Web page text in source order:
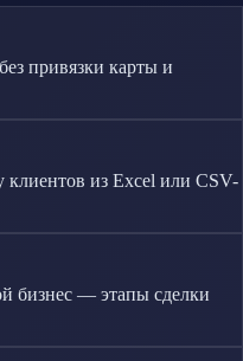
привязки карты и
из Excel или CSV-
бизнес — этапы сделки